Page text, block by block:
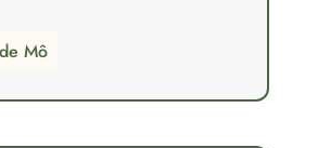
desde
Mô